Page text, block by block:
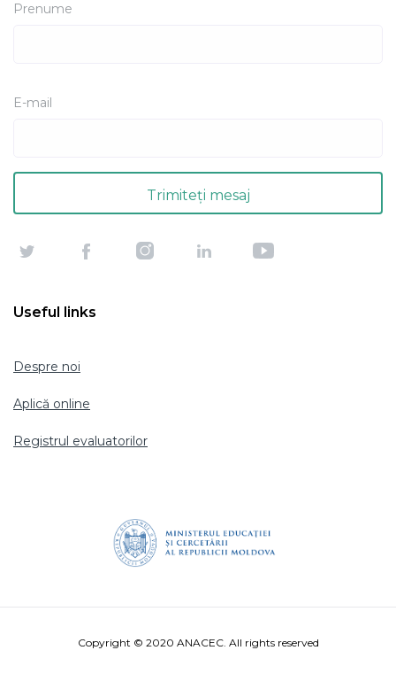
Prenume
E-mail
Useful links
Despre noi
Aplică online
Registrul evaluatorilor
Copyright © 2020 ANACEC. All rights reserved